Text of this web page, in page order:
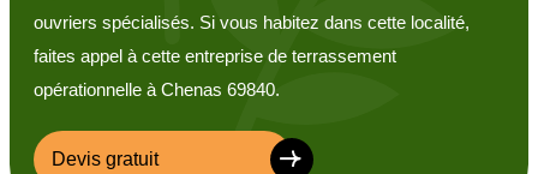
ouvriers spécialisés. Si vous habitez dans cette localité,
faites appel à cette entreprise de terrassement
opérationnelle à Chenas 69840.
Devis gratuit